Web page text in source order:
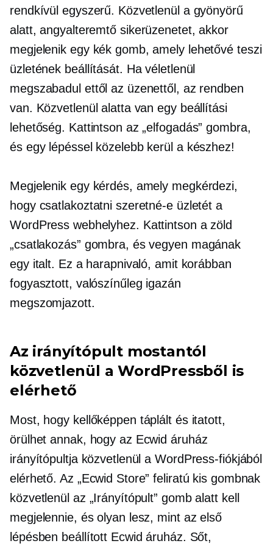
rendkívül egyszerű. Közvetlenül a gyönyörű
alatt,angyalteremtő sikerüzenetet, akkor
megjelenik egy kék gomb, amely lehetővé teszi
üzletének beállítását. Ha véletlenül
megszabadul ettől az üzenettől, az rendben
van. Közvetlenül alatta van egy beállítási
lehetőség. Kattintson az „elfogadás” gombra,
és egy lépéssel közelebb kerül a készhez!
Megjelenik egy kérdés, amely megkérdezi,
hogy csatlakoztatni szeretné-e üzletét a
WordPress webhelyhez. Kattintson a zöld
„csatlakozás” gombra, és vegyen magának
egy italt. Ez a harapnivaló, amit korábban
fogyasztott, valószínűleg igazán
megszomjazott.
Az irányítópult mostantól
közvetlenül a WordPressből is
elérhető
Most, hogy kellőképpen táplált és itatott,
örülhet annak, hogy az Ecwid áruház
irányítópultja közvetlenül a WordPress-fiókjából
elérhető. Az „Ecwid Store” feliratú kis gombnak
közvetlenül az „Irányítópult” gomb alatt kell
megjelennie, és olyan lesz, mint az első
lépésben beállított Ecwid áruház. Sőt,